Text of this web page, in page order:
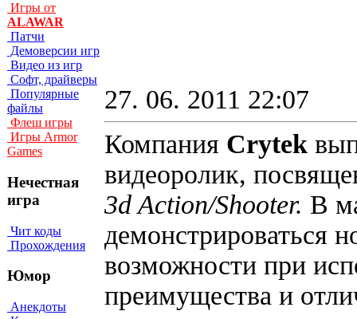
Игры от
ALAWAR
Патчи
Демоверсии игр
Видео из игр
Софт, драйверы
Популярные
файлы
Флеш игры
Игры Armor
Games
Нечестная
игра
Чит коды
Прохождения
Юмор
Анекдоты
27. 06. 2011 22:07
Компания Crytek
видеоролик,
3d Action/Shooter. В
демонстрироваться
возможности при
преимущества и